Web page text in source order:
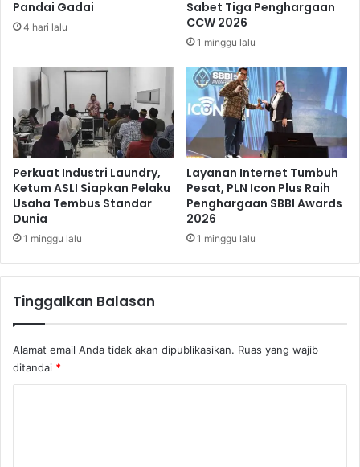
K
,
n
s
u
s
O
d
o
n
d
g
e
a
h
a
n
Pandai Gadai
4 hari lalu
Sabet Tiga Penghargaan
CCW 2026
1 minggu lalu
Perkuat Industri Laundry,
Ketum ASLI Siapkan Pelaku
Usaha Tembus Standar
Dunia
1 minggu lalu
Layanan Internet Tumbuh
Pesat, PLN Icon Plus Raih
Penghargaan SBBI Awards
2026
1 minggu lalu
Tinggalkan Balasan
Alamat email Anda tidak akan dipublikasikan. Ruas yang wajib
ditandai *